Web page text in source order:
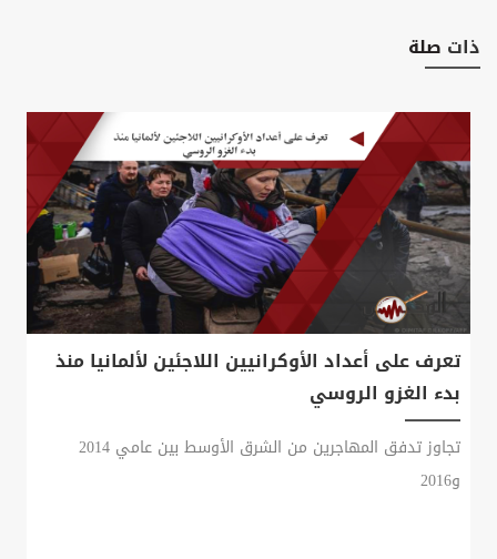
ذات صلة
تعرف على أعداد الأوكرانيين اللاجئين لألمانيا منذ
بدء الغزو الروسي
تجاوز تدفق المهاجرين من الشرق الأوسط بين عامي 2014
و2016